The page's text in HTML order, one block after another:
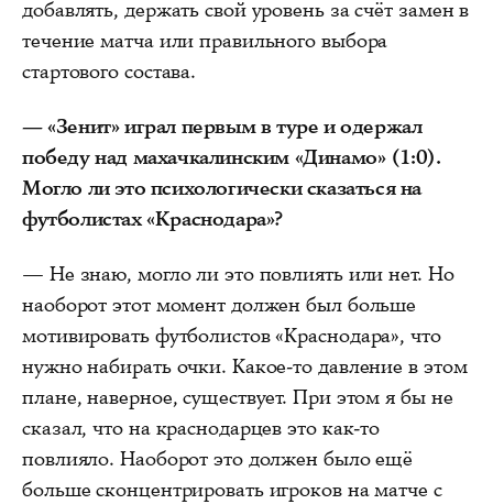
добавлять, держать свой уровень за счёт замен в
течение матча или правильного выбора
стартового состава.
— «Зенит» играл первым в туре и одержал
победу над махачкалинским «Динамо» (1:0).
Могло ли это психологически сказаться на
футболистах «Краснодара»?
— Не знаю, могло ли это повлиять или нет. Но
наоборот этот момент должен был больше
мотивировать футболистов «Краснодара», что
нужно набирать очки. Какое-то давление в этом
плане, наверное, существует. При этом я бы не
сказал, что на краснодарцев это как-то
повлияло. Наоборот это должен было ещё
больше сконцентрировать игроков на матче с